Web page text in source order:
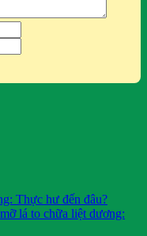
Thực hư đến đâu?
lá to chữa liệt dương: